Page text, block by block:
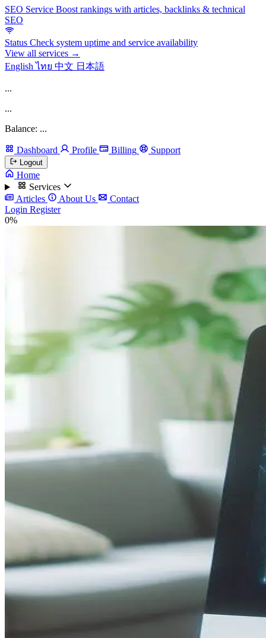
SEO Service Boost rankings with articles, backlinks & technical
SEO
Status Check system uptime and service availability
View all services →
Englishไทย 中文 日本語
...
...
Balance: ...
Dashboard Profile Billing Support
Logout
Home
Services
Articles
About Us
Contact
Login Register
0%